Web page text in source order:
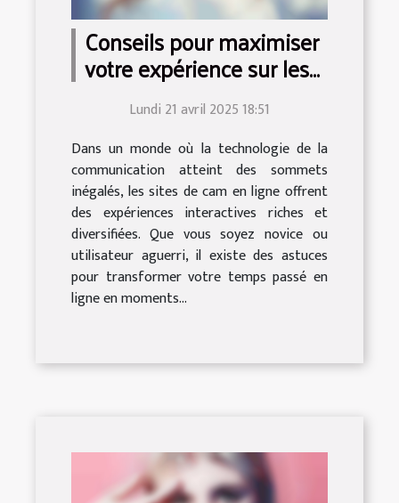
Conseils pour maximiser
votre expérience sur les
sites de cam en ligne
Lundi 21 avril 2025 18:51
Dans un monde où la technologie de la
communication atteint des sommets
inégalés, les sites de cam en ligne offrent
des expériences interactives riches et
diversifiées. Que vous soyez novice ou
utilisateur aguerri, il existe des astuces
pour transformer votre temps passé en
ligne en moments...